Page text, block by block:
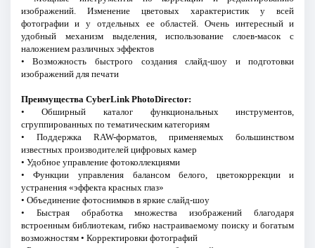
изображений. Изменение цветовых характеристик у всей
фотографии и у отдельных ее областей. Очень интересный и
удобный механизм выделения, использование слоев-масок с
наложением различных эффектов
• Возможность быстрого создания слайд-шоу и подготовки
изображений для печати
Преимущества CyberLink PhotoDirector:
• Обширный каталог функциональных инструментов,
сгруппированных по тематическим категориям
• Поддержка RAW-форматов, применяемых большинством
известных производителей цифровых камер
• Удобное управление фотоколлекциями
• Функции управления балансом белого, цветокоррекции и
устранения «эффекта красных глаз»
• Объединение фотоснимков в яркие слайд-шоу
• Быстрая обработка множества изображений благодаря
встроенным библиотекам, гибко настраиваемому поиску и богатым
возможностям • Корректировки фотографий